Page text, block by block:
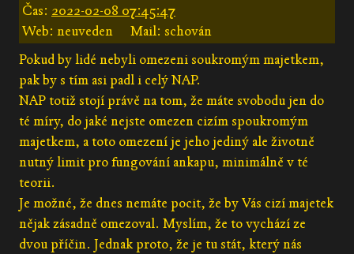
Čas: 2022-02-08 07:45:47
Web: neuveden
Mail: schován
Pokud by lidé nebyli omezeni soukromým majetkem,
pak by s tím asi padl i celý NAP.
NAP totiž stojí právě na tom, že máte svobodu jen do
té míry, do jaké nejste omezen cizím spoukromým
majetkem, a toto omezení je jeho jediný ale životně
nutný limit pro fungování ankapu, minimálně v té
teorii.
Je možné, že dnes nemáte pocit, že by Vás cizí majetek
nějak zásadně omezoval. Myslím, že to vychází ze
dvou příčin. Jednak proto, že je tu stát, který nás